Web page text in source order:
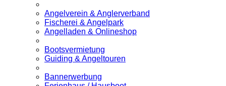
Angelverein & Anglerverband
Fischerei & Angelpark
Angelladen & Onlineshop
Bootsvermietung
Guiding & Angeltouren
Bannerwerbung